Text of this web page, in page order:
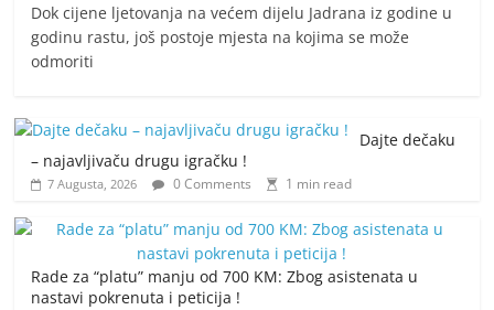
Dok cijene ljetovanja na većem dijelu Jadrana iz godine u
godinu rastu, još postoje mjesta na kojima se može
odmoriti
Dajte dečaku
– najavljivaču drugu igračku !
7 Augusta, 2026 0 Comments 1 min read
Rade za “platu” manju od 700 KM: Zbog asistenata u
nastavi pokrenuta i peticija !